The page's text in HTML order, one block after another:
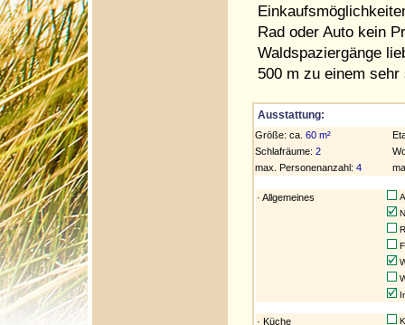
Rad oder Auto kein
Waldspaziergänge
500 m zu einem
Ausstattung:
Größe: ca. 60 m²
Schlafräume: 2
max. Personenanzahl: 4
· Allgemeines
· Küche